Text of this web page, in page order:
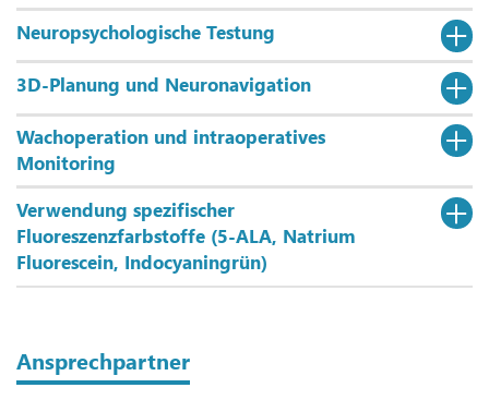
Neuropsychologische Testung
3D-Planung und Neuronavigation
Wachoperation und intraoperatives
Monitoring
Verwendung spezifischer
Fluoreszenzfarbstoffe (5-ALA, Natrium
Fluorescein, Indocyaningrün)
Ansprechpartner